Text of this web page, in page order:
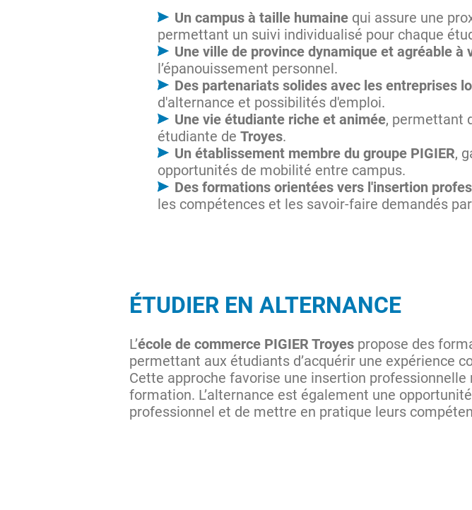
Un campus à taille humaine qui assure une
permettant un suivi individualisé pour chaque
Une ville de province dynamique et agréable à
l’épanouissement personnel.
Des partenariats solides avec les entreprises
d'alternance et possibilités d'emploi.
Une vie étudiante riche et animée, permettant
étudiante de Troyes.
Un établissement membre du groupe PIGIER,
opportunités de mobilité entre campus.
Des formations orientées vers l'insertion
les compétences et les savoir-faire demandés
ÉTUDIER EN ALTERNANCE
L’école de commerce PIGIER Troyes propose des
permettant aux étudiants d’acquérir une expérience
Cette approche favorise une insertion
formation. L’alternance est également une
professionnel et de mettre en pratique leurs